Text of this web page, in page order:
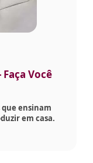
Você
ensinam
em casa.